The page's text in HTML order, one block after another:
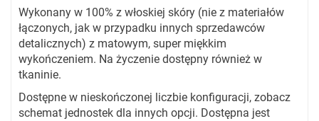
Wykonany w 100% z włoskiej skóry (nie z materiałów
łączonych, jak w przypadku innych sprzedawców
detalicznych) z matowym, super miękkim
wykończeniem. Na życzenie dostępny również w
tkaninie.
Dostępne w nieskończonej liczbie konfiguracji, zobacz
schemat jednostek dla innych opcji. Dostępna jest